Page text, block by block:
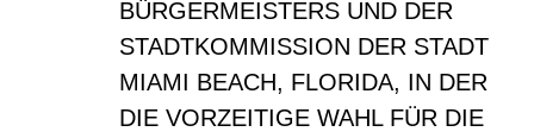
BÜRGERMEISTERS UND DER
STADTKOMMISSION DER STADT
MIAMI BEACH, FLORIDA, IN DER
DIE VORZEITIGE WAHL FÜR DIE